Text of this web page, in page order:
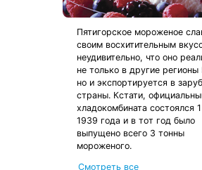
Пятигорское мороженое
своим восхитительным
неудивительно, что оно
не только в другие регионы
но и экспортируется в
страны. Кстати,
хладокомбината состоялся
1939 года и в тот год было
выпущено всего 3 тонны
мороженого.
Смотреть все